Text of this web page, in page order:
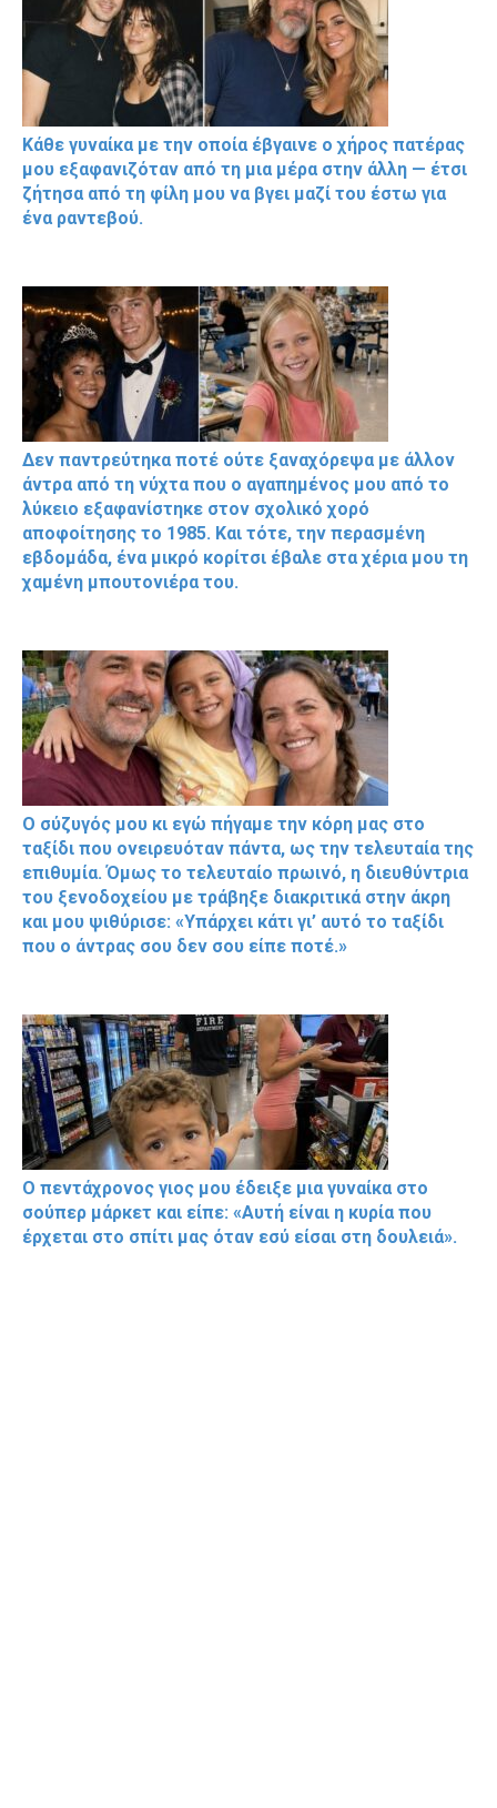
Κάθε γυναίκα με την οποία έβγαινε ο χήρος πατέρας
μου εξαφανιζόταν από τη μια μέρα στην άλλη — έτσι
ζήτησα από τη φίλη μου να βγει μαζί του έστω για
ένα ραντεβού.
Δεν παντρεύτηκα ποτέ ούτε ξαναχόρεψα με άλλον
άντρα από τη νύχτα που ο αγαπημένος μου από το
λύκειο εξαφανίστηκε στον σχολικό χορό
αποφοίτησης το 1985. Και τότε, την περασμένη
εβδομάδα, ένα μικρό κορίτσι έβαλε στα χέρια μου τη
χαμένη μπουτονιέρα του.
Ο σύζυγός μου κι εγώ πήγαμε την κόρη μας στο
ταξίδι που ονειρευόταν πάντα, ως την τελευταία της
επιθυμία. Όμως το τελευταίο πρωινό, η διευθύντρια
του ξενοδοχείου με τράβηξε διακριτικά στην άκρη
και μου ψιθύρισε: «Υπάρχει κάτι γι’ αυτό το ταξίδι
που ο άντρας σου δεν σου είπε ποτέ.»
Ο πεντάχρονος γιος μου έδειξε μια γυναίκα στο
σούπερ μάρκετ και είπε: «Αυτή είναι η κυρία που
έρχεται στο σπίτι μας όταν εσύ είσαι στη δουλειά».